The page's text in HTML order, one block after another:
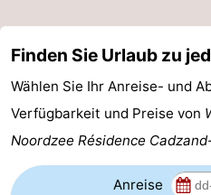
Zoutelande
-
Middelburg
Zeeuws-
Vlaanderen
-
Finden Sie Urlaub zu
Wählen Sie Ihr Anreise- und
Verfügbarkeit und Preise von
Noordzee Résidence
Anreise